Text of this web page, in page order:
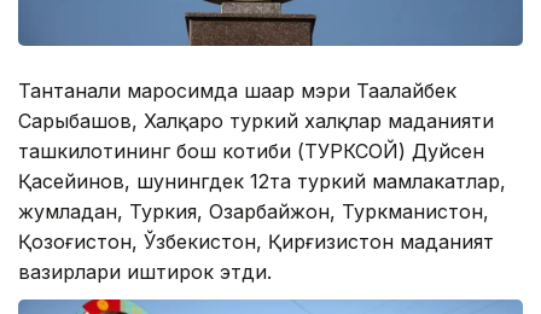
Тантанали маросимда шаҳар мэри Таалайбек
Сарыбашов, Халқаро туркий халқлар маданияти
ташкилотининг бош котиби (ТУРКСОЙ) Дуйсен
Қасейинов, шунингдек 12та туркий мамлакатлар,
жумладан, Туркия, Озарбайжон, Туркманистон,
Қозоғистон, Ўзбекистон, Қирғизистон маданият
вазирлари иштирок этди.